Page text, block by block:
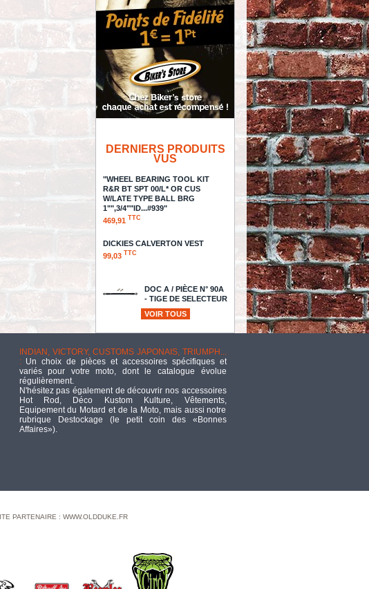
DERNIERS PRODUITS
VUS
"WHEEL BEARING TOOL KIT
R&R BT SPT 00/L* OR CUS
W/LATE TYPE BALL BRG
1"",3/4""ID...#939"
469,91 TTC
DICKIES CALVERTON VEST
99,03 TTC
DOC A / PIÈCE N° 90A
- TIGE DE SELECTEUR
ALLOY ART -
LONGUEUR : 12" 13/83 - NOIR
Fork Compression Socket Tool,
Indian Sco
COVER AC MINI TR-DRP CHR
205,39TTC
CAP POP-UP CHR VNT 96-22
ECLATE G - PIECE N°
VOIR TOUS
INDIAN, VICTORY, CUSTOMS JAPONAIS, TRIUMPH...
:Un choix de pièces et accessoires spécifiques et
variés pour votre moto, dont le catalogue évolue
régulièrement.
N'hésitez pas également de découvrir nos accessoires
Hot Rod, Déco Kustom Kulture, Vêtements,
Equipement du Motard et de la Moto, mais aussi notre
rubrique Destockage (le petit coin des «Bonnes
Affaires»).
PARTENAIRE : WWW.OLDDUKE.FR